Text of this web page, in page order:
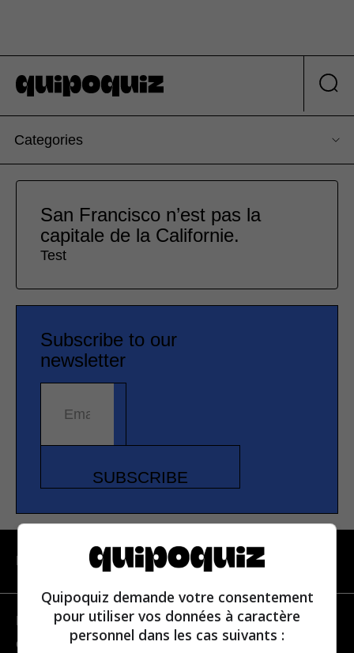
Categories
San Francisco n’est pas la
capitale de la Californie.
Test
Subscribe to our
newsletter
Email address
SUBSCRIBE
NAVIGATION
Become a partner
Contact us
Quipoquiz demande votre consentement
pour utiliser vos données à caractère
personnel dans les cas suivants :